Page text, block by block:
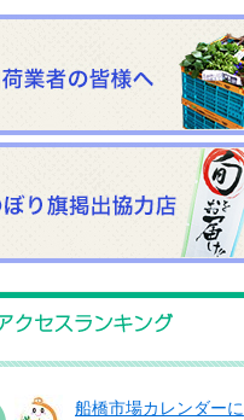
船橋市場カレンダーに